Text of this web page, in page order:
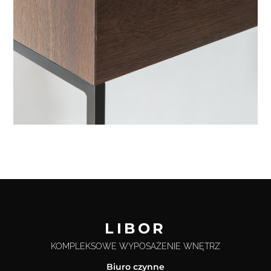
LIBOR
KOMPLEKSOWE WYPOSAŻENIE WNĘTRZ
Biuro czynne